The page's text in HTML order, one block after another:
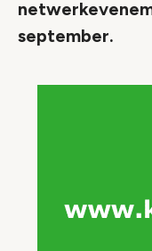
september.